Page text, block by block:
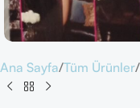
Ana Sayfa Tüm Ürünler